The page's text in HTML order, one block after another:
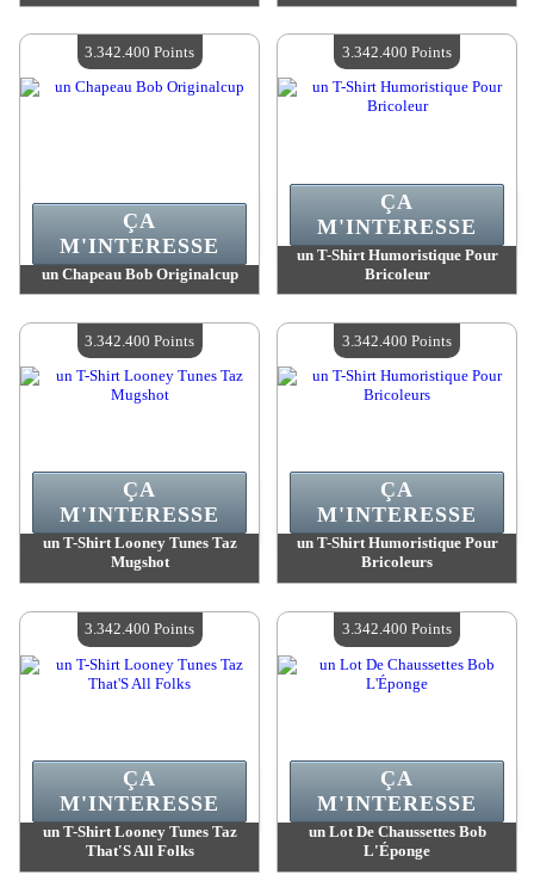
Quantité Disponible :4
Quantité Disponible :4
un Chapeau Bob Originalcup
Quantité Disponible :4
ÇA
M'INTERESSE
3.342.400 Points
un T-Shirt Humoristique Pour
Bricoleur
Quantité Disponible :4
ÇA
M'INTERESSE
3.342.400 Points
un T-Shirt Looney Tunes Taz
Mugshot
Quantité Disponible :4
ÇA
M'INTERESSE
3.342.400 Points
un T-Shirt Humoristique Pour
Bricoleurs
Quantité Disponible :4
ÇA
M'INTERESSE
3.342.400 Points
un T-Shirt Looney Tunes Taz
That'S All Folks
ÇA
M'INTERESSE
3.342.400 Points
un Lot De Chaussettes Bob
L'Éponge
ÇA
M'INTERESSE
3.342.400 Points